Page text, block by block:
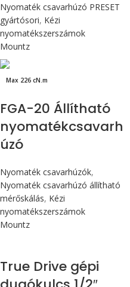
Nyomaték csavarhúzó PRESET
gyártósori, Kézi
nyomatékszerszámok
Mountz
Max 226 cN.m
FGA-20 Állítható
nyomatékcsavarh
úzó
Nyomaték csavarhúzók,
Nyomaték csavarhúzó állítható
mérőskálás, Kézi
nyomatékszerszámok
Mountz
True Drive gépi